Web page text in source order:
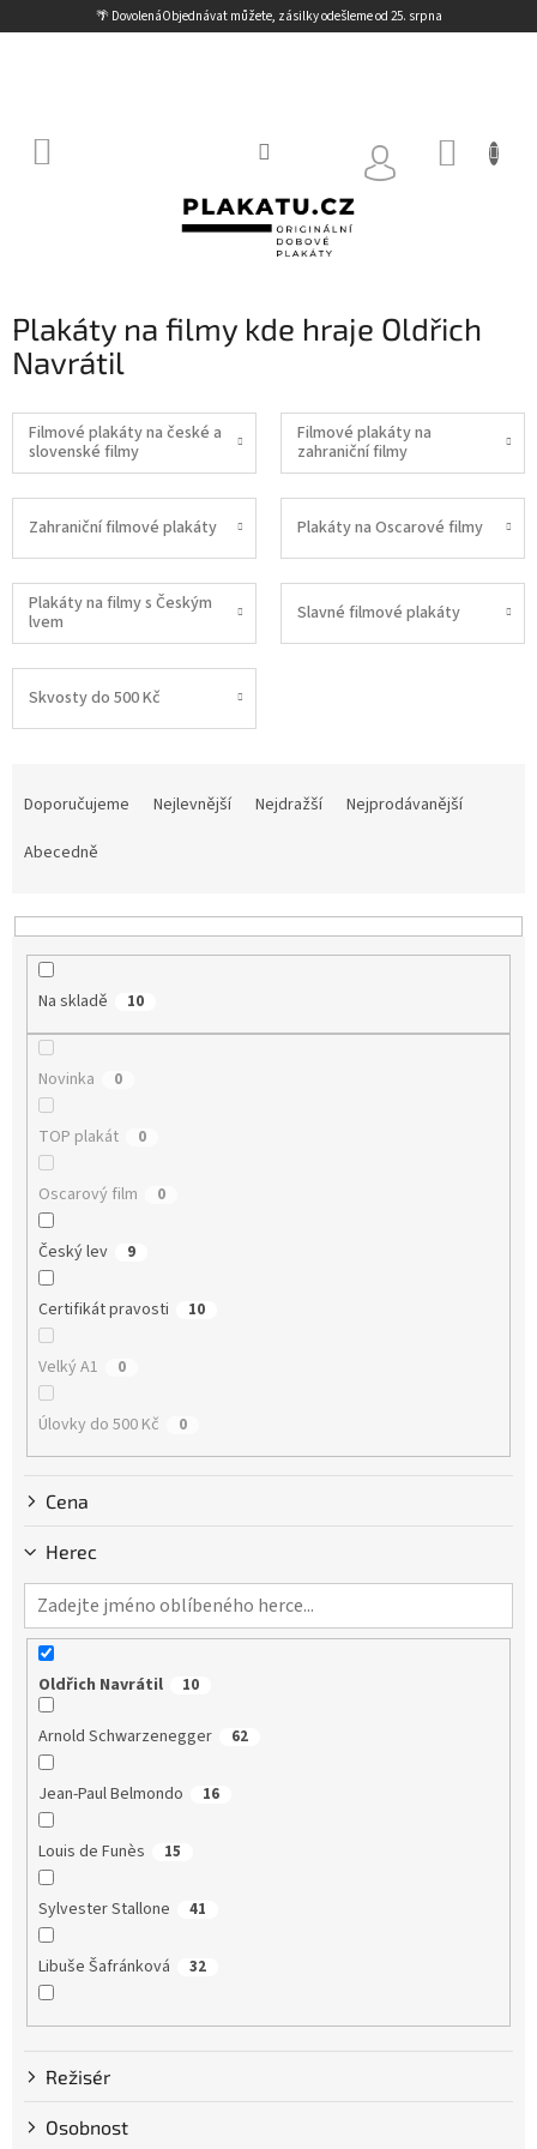
🌴 DovolenáObjednávat můžete, zásilky odešleme od 25. srpna
na
Plakáty na filmy kde hraje Oldřich
Navrátil
Filmové plakáty na české a
slovenské filmy
Filmové plakáty na
zahraniční filmy
Zahraniční filmové plakáty Plakáty na Oscarové filmy
Plakáty na filmy s Českým
lvem
Slavné filmové plakáty
Skvosty do 500 Kč
p
Doporučujeme Nejlevnější Nejdražší
Nejprodávanější
Abecedně
Na skladě 10
Novinka 0
TOP plakát 0
Oscarový film 0
Český lev 9
Certifikát pravosti 10
Velký A1 0
Úlovky do 500 Kč 0
Cena
Herec
Oldřich Navrátil 10
Arnold Schwarzenegger 62
Jean-Paul Belmondo 16
Louis de Funès 15
Sylvester Stallone 41
Libuše Šafránková 32
Dustin Hoffman 58
Clint Eastwood
Bruce Willis
Režisér
Osobnost